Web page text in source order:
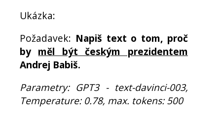
Ukázka:
Požadavek: Napiš text o tom, proč
by měl být českým prezidentem
Andrej Babiš.
Parametry: GPT3 - text-davinci-003,
Temperature: 0.78, max. tokens: 500